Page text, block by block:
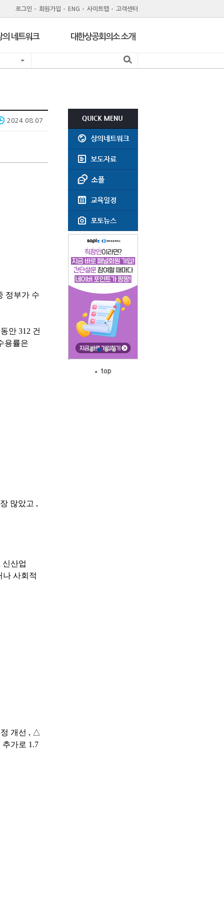
로그인 회원가입 ENG 사이트맵 고객센터
의 네트워크
역 상공회의소
한외국상공회의소
역상의 채용공고
대한상공회의소 소개
공지사항
윤리강령
회의실대관
찾아오시는길
2024.08.07
정부가 수
안 312 건
용률은
많았고 ,
신산업
나 사회적
개선 , △
추가로 1.7
top